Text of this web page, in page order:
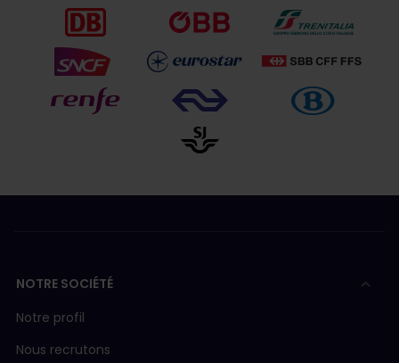
NOTRE SOCIÉTÉ
Notre profil
Nous recrutons